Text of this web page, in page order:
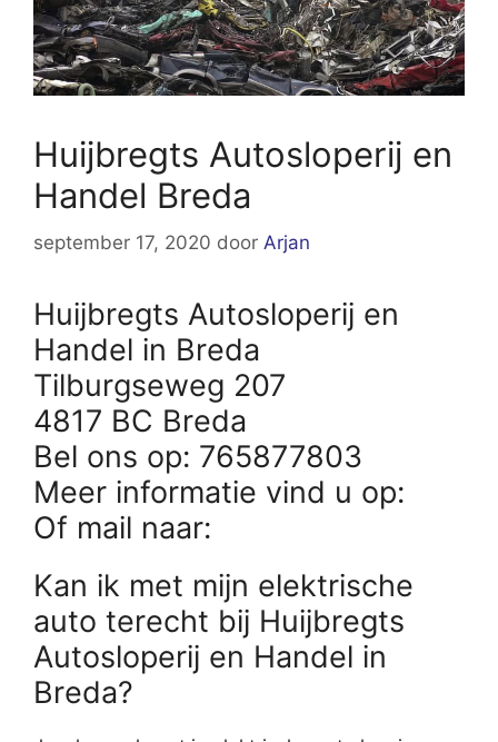
Huijbregts Autosloperij en
Handel Breda
september 17, 2020 door Arjan
Huijbregts Autosloperij en
Handel in Breda
Tilburgseweg 207
4817 BC Breda
Bel ons op: 765877803
Meer informatie vind u op:
Of mail naar:
Kan ik met mijn elektrische
auto terecht bij Huijbregts
Autosloperij en Handel in
Breda?